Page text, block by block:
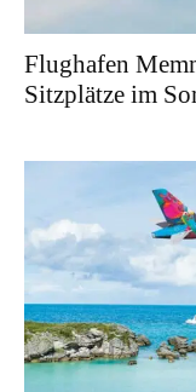
Flughafen
Sitzplätze im